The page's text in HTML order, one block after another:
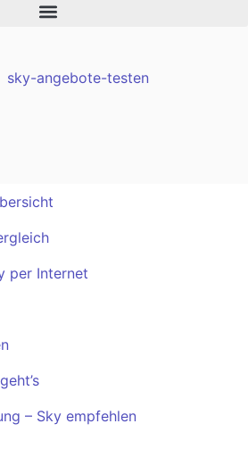
per Internet
– Sky empfehlen